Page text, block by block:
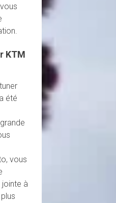
KTM
été
vous
jointe à